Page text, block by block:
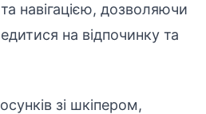
навігацією, дозволяючи
на відпочинку та
зі шкіпером,